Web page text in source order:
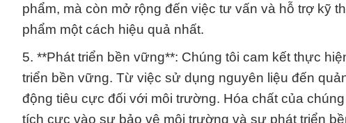
phẩm, mà còn mở rộng đến việc tư vấn và hỗ trợ kỹ
phẩm một cách hiệu quả nhất.
5. **Phát triển bền vững**: Chúng tôi cam kết thực
triển bền vững. Từ việc sử dụng nguyên liệu đến
động tiêu cực đối với môi trường. Hóa chất của
tích cực vào sự bảo vệ môi trường và sự phát triển